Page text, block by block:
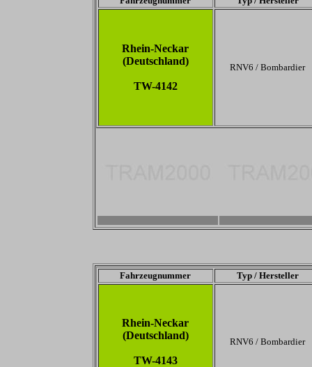
Rhein-Neckar
(Deutschland)
TW-4142
RNV6 / Bombardier
Fahrzeugnummer Typ / Hersteller
Rhein-Neckar
(Deutschland)
TW-4143
RNV6 / Bombardier